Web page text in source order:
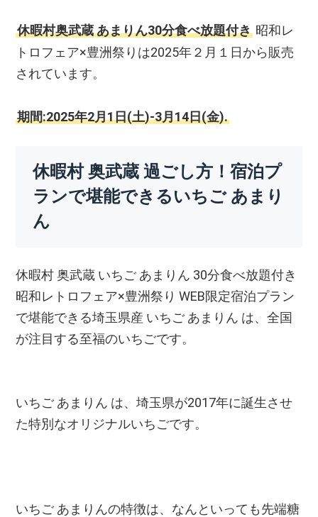
休暇村奥武蔵 あまりん30分食べ放題付き 昭和レ
トロフェア×豊洲祭りは2025年２月１日から販売
されています。
期間:2025年2月1日(土)-3月14日(金).
休暇村 奥武蔵 過ごし方！宿泊プ
ランで堪能できるいちご あまり
ん
休暇村 奥武蔵 いちご あまりん 30分食べ放題付き
昭和レトロフェア×豊洲祭り WEB限定宿泊プラン
で堪能できる埼玉県産 いちご あまりん は、全国
が注目する至福のいちごです。
いちご あまりん は、埼玉県が2017年に誕生させ
た特別なオリジナルいちごです。
いちご あまりんの特徴は、なんといっても先端糖